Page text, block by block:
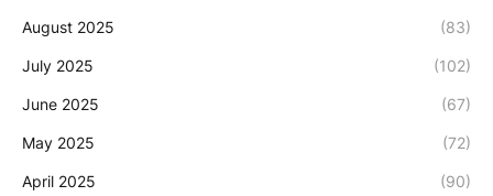
August 2025 (83)
July 2025 (102)
June 2025 (67)
May 2025 (72)
April 2025 (90)